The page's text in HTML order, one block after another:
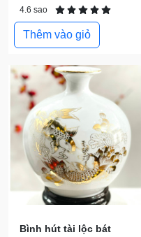
4.6 sao
Thêm vào giỏ
Bình hút tài lộc bát